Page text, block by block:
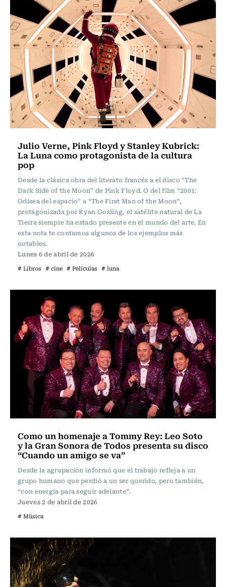
Julio Verne, Pink Floyd y Stanley Kubrick:
La Luna como protagonista de la cultura
pop
Desde la clásica obra del literato francés a el disco “The
Dark Side of the Moon” de Pink Floyd. O del film “2001:
Odisea del espacio” a “The First Man of the Moon”,
protagonizada por Ryan Gosling, el satélite natural de La
Tierra siempre ha estado presente en el mundo del arte. En
esta nota te contamos algunos de los ejemplos más
notables.
Lunes 6 de abril de 2026
# Libros # cine # Películas # luna
Como un homenaje a Tommy Rey: Leo Soto
y la Gran Sonora de Todos presenta su disco
“Cuando un amigo se va”
Desde la agrupación informó que el trabajo refleja a un
grupo humano que perdió a un ser querido, pero también,
“con energía para seguir adelante”.
Jueves 2 de abril de 2026
# Música